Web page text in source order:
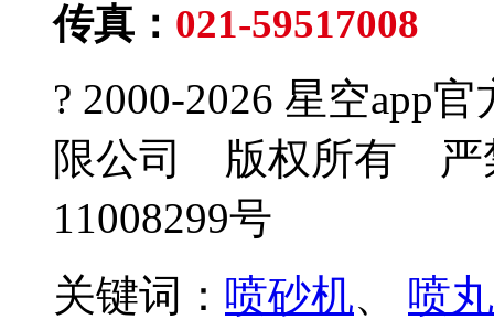
传真： 021-59517008
? 2000-2026 星空app
限公司 版权所有
11008299号
关键词： 喷砂机、 喷